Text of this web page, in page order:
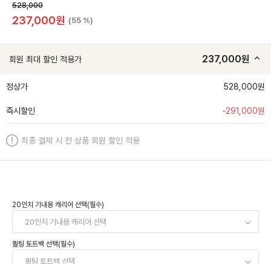
528,000
237,000원 (55 %)
회원 최대 할인 적용가 237,000원
정상가 528,000원
즉시할인 -291,000원
최종 결제 시 전 상품 회원 할인 적용
20인치 기내용 캐리어 선택(필수)
퀼팅 토트백 선택(필수)